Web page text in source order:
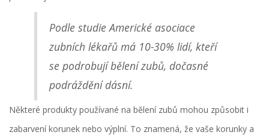
Podle studie Americké asociace
zubních lékařů má 10-30% lidí, kteří
se podrobují bělení zubů, dočasné
podráždění dásní.
Některé produkty používané na bělení zubů mohou způsobit i
zabarvení korunek nebo výplní. To znamená, že vaše korunky a